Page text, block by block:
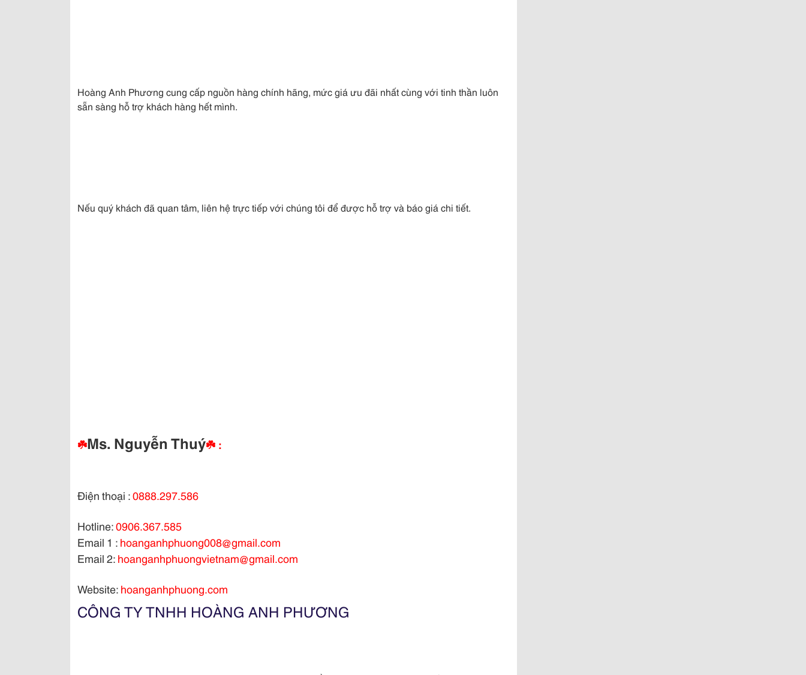
Hoàng Anh Phương cung cấp nguồn hàng chính hãng, mức giá ưu đãi nhất cùng với tinh thần luôn
sẵn sàng hỗ trợ khách hàng hết mình.
Nếu quý khách đã quan tâm, liên hệ trực tiếp với chúng tôi để được hỗ trợ và báo giá chi tiết.
☘️Ms. Nguyễn Thuý☘️ :
Điện thoại :0888.297.586
Hotline:0906.367.585
Email 1 :hoanganhphuong008@gmail.com
Email 2:hoanganhphuongvietnam@gmail.com
Website:hoanganhphuong.com
CÔNG TY TNHH HOÀNG ANH PHƯƠNG